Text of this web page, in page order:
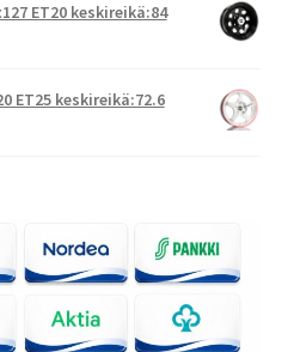
ET20 keskireikä:84
ET25 keskireikä:72.6